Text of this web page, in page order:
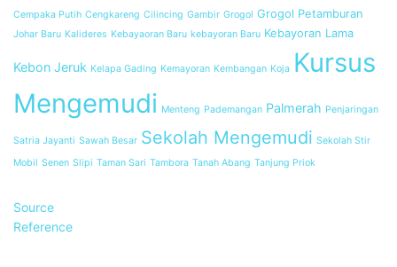
Cempaka Putih Cengkareng Cilincing Gambir Grogol Grogol Petamburan
Johar Baru Kalideres Kebayaoran Baru kebayoran Baru Kebayoran Lama
Kebon Jeruk Kelapa Gading Kemayoran Kembangan Koja Kursus
Mengemudi Menteng Pademangan Palmerah Penjaringan
Satria Jayanti Sawah Besar Sekolah Mengemudi Sekolah Stir
Mobil Senen Slipi Taman Sari Tambora Tanah Abang Tanjung Priok
Source
Reference